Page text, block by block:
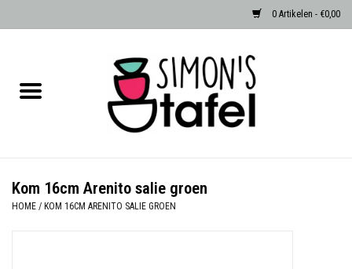
0 Artikelen - €0,00
Albast waxinehouders van Zenza
Kom 16cm Arenito salie groen
HOME / KOM 16CM ARENITO SALIE GROEN